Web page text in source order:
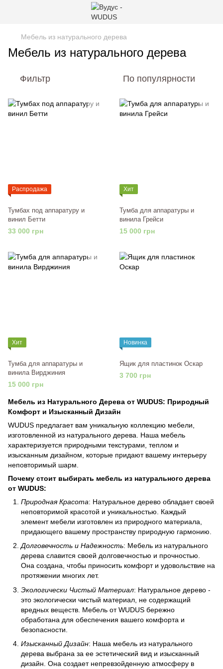
Мебель из натурального дерева
Мебель из натурального дерева
Фильтр По популярности
Распродажа
Тумбах под аппаратуру и
винил Бетти
33 000 грн
Хит
Тумба для аппаратуры и
винила Грейси
15 000 грн
Хит
Тумба для аппаратуры и
винила Вирджиния
15 000 грн
Новинка
Ящик для пластинок Оскар
3 700 грн
Мебель из Натурального Дерева от WUDUS: Природный
Комфорт и Изысканный Дизайн
WUDUS предлагает вам уникальную коллекцию мебели,
изготовленной из натурального дерева. Наша мебель
характеризуется природными текстурами, теплом и
изысканным дизайном, которые придают вашему интерьеру
неповторимый шарм.
Почему стоит выбирать мебель из натурального дерева
от WUDUS:
Природная Красота: Натуральное дерево обладает своей
неповторимой красотой и уникальностью. Каждый
элемент мебели изготовлен из природного материала,
придающего вашему пространству природную гармонию.
Долговечность и Надежность: Мебель из натурального
дерева славится своей долговечностью и прочностью.
Она создана, чтобы приносить комфорт и удовольствие на
протяжении многих лет.
Экологически Чистый Материал: Натуральное дерево -
это экологически чистый материал, не содержащий
вредных веществ. Мебель от WUDUS бережно
обработана для обеспечения вашего комфорта и
безопасности.
Изысканный Дизайн: Наша мебель из натурального
дерева выбрана за ее эстетический вид и изысканный
дизайн. Она создает непревзойденную атмосферу в